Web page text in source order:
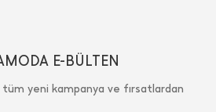
E-BÜLTEN
yeni kampanya ve fırsatlardan